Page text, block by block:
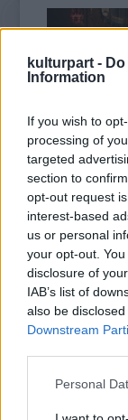
kulturpart -
Information
If you wish to
processing of
targeted
section to
opt-out request
interest-based
us or personal
your opt-out.
disclosure of
IAB’s list of
also be
Downstream
Please note that
Personal
Vasúttörténeti
is színesítik az
melyet
vannak
akár a bőrt a
meggyötörten
tájak ahol a
számban
vannak vidékek
A társulat 17
megcélozva.
idén ezek
ballada
friss
Legyetek
A társulat
különböző
Dupla
10
2025. 10. 21. |
A Kelemen
házaspár által
ben ünnepelte
FAB, hanem
is mérföldkő,
általvezetett
fennállását.